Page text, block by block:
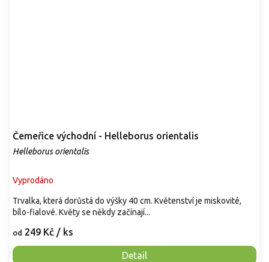
Čemeřice východní - Helleborus orientalis
Helleborus orientalis
Vyprodáno
od 249 Kč / ks
Detail
Trvalka, která dorůstá do výšky 40 cm. Květenství je miskovité,
bílo-fialové. Květy se někdy začínají...